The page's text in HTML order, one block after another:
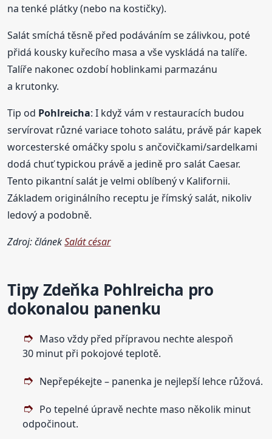
na tenké plátky (nebo na kostičky).
Salát smíchá těsně před podáváním se zálivkou, poté
přidá kousky kuřecího masa a vše vyskládá na talíře.
Talíře nakonec ozdobí hoblinkami parmazánu
a krutonky.
Tip od Pohlreicha: I když vám v restauracích budou
servírovat různé variace tohoto salátu, právě pár kapek
worcesterské omáčky spolu s ančovičkami/sardelkami
dodá chuť typickou právě a jedině pro salát Caesar.
Tento pikantní salát je velmi oblíbený v Kalifornii.
Základem originálního receptu je římský salát, nikoliv
ledový a podobně.
Zdroj: článekSalát césar
Tipy Zdeňka Pohlreicha pro
dokonalou panenku
Maso vždy před přípravou nechte alespoň
30 minut při pokojové teplotě.
Nepřepékejte – panenka je nejlepší lehce růžová.
Po tepelné úpravě nechte maso několik minut
odpočinout.